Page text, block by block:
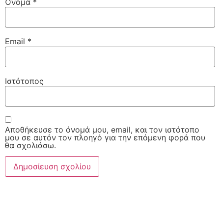
Email *
Ιστότοπος
Αποθήκευσε το όνομά μου, email, και τον ιστότοπο
μου σε αυτόν τον πλοηγό για την επόμενη φορά που
θα σχολιάσω.